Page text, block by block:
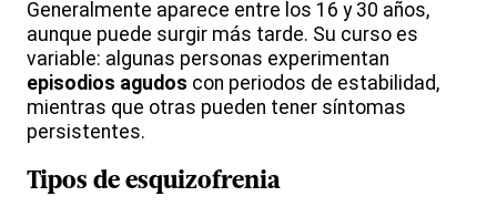
Generalmente aparece entre los 16 y 30 años,
aunque puede surgir más tarde. Su curso es
variable: algunas personas experimentan
episodios agudos con periodos de estabilidad,
mientras que otras pueden tener síntomas
persistentes.
Tipos de esquizofrenia